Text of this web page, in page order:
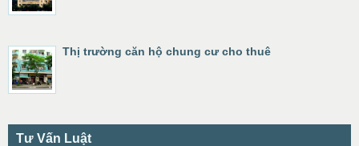
Thị trường căn hộ chung cư cho thuê
Tư Vấn Luật